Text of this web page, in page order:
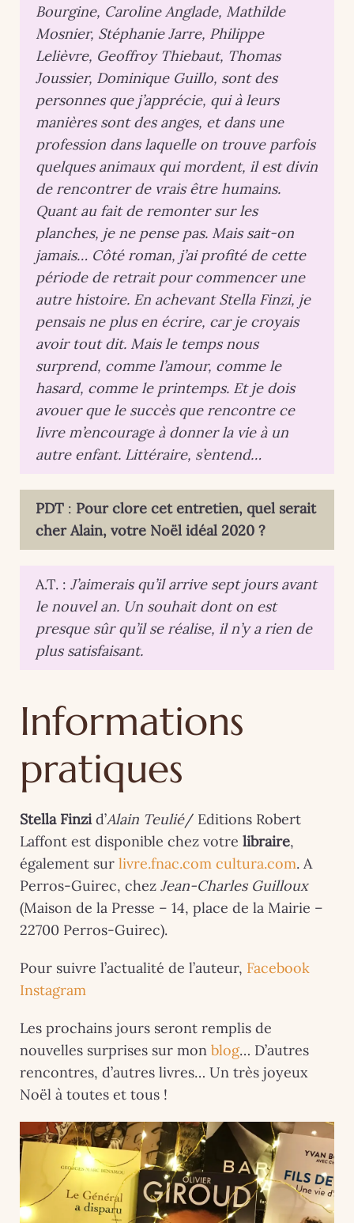
Bourgine, Caroline Anglade, Mathilde
Mosnier, Stéphanie Jarre, Philippe
Lelièvre, Geoffroy Thiebaut, Thomas
Joussier, Dominique Guillo, sont des
personnes que j’apprécie, qui à leurs
manières sont des anges, et dans une
profession dans laquelle on trouve parfois
quelques animaux qui mordent, il est divin
de rencontrer de vrais être humains.
Quant au fait de remonter sur les
planches, je ne pense pas. Mais sait-on
jamais… Côté roman, j’ai profité de cette
période de retrait pour commencer une
autre histoire. En achevant Stella Finzi, je
pensais ne plus en écrire, car je croyais
avoir tout dit. Mais le temps nous
surprend, comme l’amour, comme le
hasard, comme le printemps. Et je dois
avouer que le succès que rencontre ce
livre m’encourage à donner la vie à un
autre enfant. Littéraire, s’entend…
PDT : Pour clore cet entretien, quel serait
cher Alain, votre Noël idéal 2020 ?
A.T. : J’aimerais qu’il arrive sept jours avant
le nouvel an. Un souhait dont on est
presque sûr qu’il se réalise, il n’y a rien de
plus satisfaisant.
Informations
pratiques
Stella Finzid’Alain Teulié/ Editions Robert
Laffont est disponible chez votre libraire,
également sur livre.fnac.com cultura.com. A
Perros-Guirec, chez Jean-Charles Guilloux
(Maison de la Presse – 14, place de la Mairie –
22700 Perros-Guirec).
Pour suivre l’actualité de l’auteur, Facebook
Instagram
Les prochains jours seront remplis de
nouvelles surprises sur mon blog… D’autres
rencontres, d’autres livres… Un très joyeux
Noël à toutes et tous !